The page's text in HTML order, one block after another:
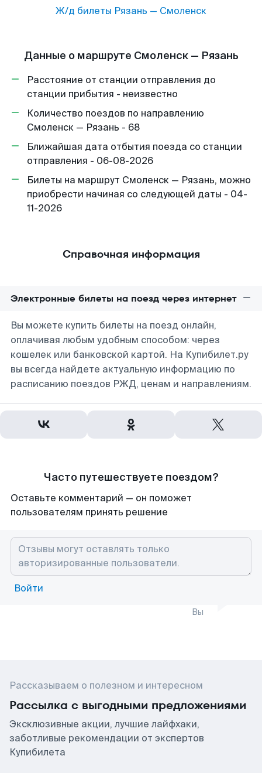
Ж/д билеты Рязань — Смоленск
Данные о маршруте Смоленск — Рязань
Расстояние от станции отправления до
станции прибытия - неизвестно
Количество поездов по направлению
Смоленск — Рязань - 68
Ближайшая дата отбытия поезда со станции
отправления - 06-08-2026
Билеты на маршрут Смоленск — Рязань, можно
приобрести начиная со следующей даты - 04-
11-2026
Справочная информация
Электронные билеты на поезд через интернет
Вы можете купить билеты на поезд онлайн,
оплачивая любым удобным способом: через
кошелек или банковской картой. На Купибилет.ру
вы всегда найдете актуальную информацию по
расписанию поездов РЖД, ценам и направлениям.
Часто путешествуете поездом?
Оставьте комментарий — он поможет
пользователям принять решение
Войти
Вы
Рассказываем о полезном и интересном
Рассылка с выгодными предложениями
Эксклюзивные акции, лучшие лайфхаки,
заботливые рекомендации от экспертов
Купибилета